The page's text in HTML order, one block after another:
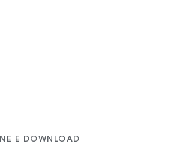
E DOWNLOAD